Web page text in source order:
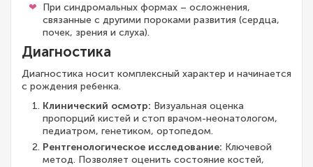
При синдромальных формах – осложнения,
связанные с другими пороками развития (сердца,
почек, зрения и слуха).
Диагностика
Диагностика носит комплексный характер и начинается
с рождения ребенка.
Клинический осмотр: Визуальная оценка
пропорций кистей и стоп врачом-неонатологом,
педиатром, генетиком, ортопедом.
Рентгенологическое исследование: Ключевой
метод. Позволяет оценить состояние костей,